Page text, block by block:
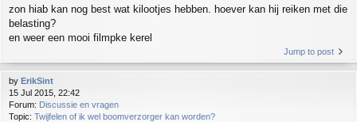
zon hiab kan nog best wat kilootjes hebben. hoever kan hij reiken met die
belasting?
en weer een mooi filmpke kerel
Jump to post
by ErikSint
15 Jul 2015, 22:42
Forum: Discussie en vragen
Topic: Twijfelen of ik wel boomverzorger kan worden?